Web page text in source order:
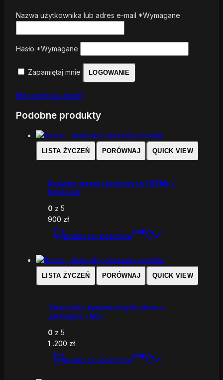
Nazwa użytkownika lub adres e-mail *Wymagane
Hasło *Wymagane
Zapamiętaj mnie LOGOWANIE
Nie pamiętasz hasła?
Podobne produkty
LISTA ŻYCZEŃ PORÓWNAJ QUICK VIEW
Dodanie wersji językowych (WPML /
Polylang)
0 z 5
900 zł
DODAJ DO KOSZYKA
LISTA ŻYCZEŃ PORÓWNAJ QUICK VIEW
Tworzenie dynamicznych stron z
JetEngine / ACF
0 z 5
1 .200 zł
DODAJ DO KOSZYKA